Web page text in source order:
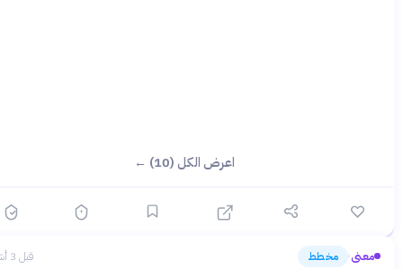
اعرض الكل (10) ←
معنى› مخطط